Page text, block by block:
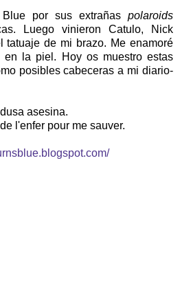
por sus extrañas polaroids
Luego vinieron Catulo, Nick
tatuaje de mi brazo. Me enamoré
la piel. Hoy os muestro estas
posibles cabeceras a mi diario-
asesina.
l'enfer pour me sauver.